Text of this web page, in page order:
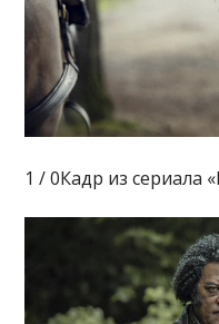
1 / 0Кадр из сериала